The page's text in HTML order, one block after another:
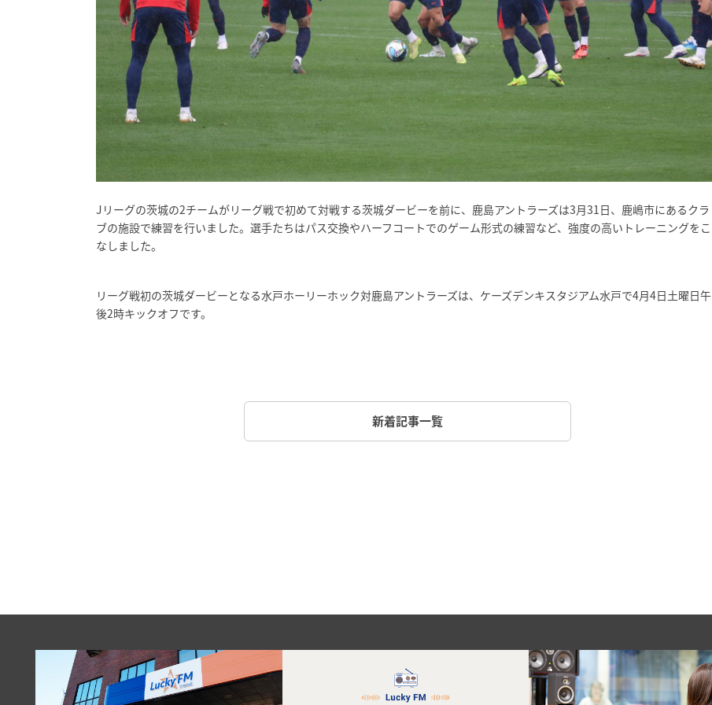
Jリーグの茨城の2チームがリーグ戦で初めて対戦する茨城ダービーを前に、鹿島アントラーズは3月31日、鹿嶋市にあるクラ
ブの施設で練習を行いました。選手たちはパス交換やハーフコートでのゲーム形式の練習など、強度の高いトレーニングをこ
なしました。
リーグ戦初の茨城ダービーとなる水戸ホーリーホック対鹿島アントラーズは、ケーズデンキスタジアム水戸で4月4日土曜日午
後2時キックオフです。
新着記事一覧